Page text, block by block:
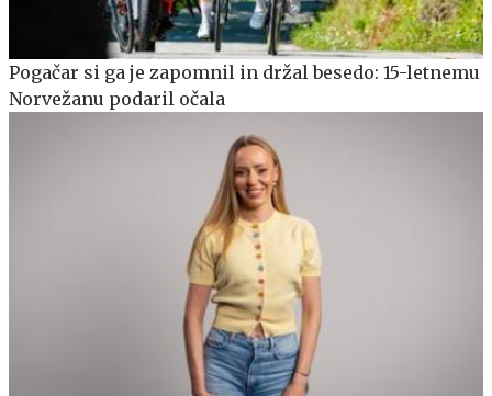
Pogačar si ga je zapomnil in držal besedo: 15-letnemu
Norvežanu podaril očala